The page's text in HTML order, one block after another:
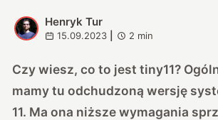
H
Henryk Tur
15.09.2023 2 min
Czy wiesz, co to jest tiny11?
mamy tu odchudzoną wersję
11. Ma ona niższe wymagania